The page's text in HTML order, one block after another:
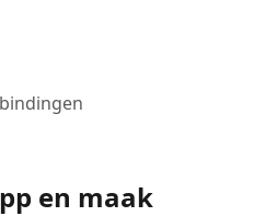
en maak